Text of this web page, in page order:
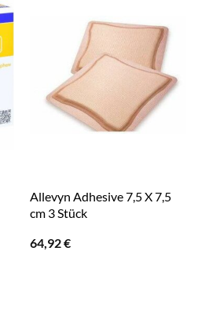
Allevyn Adhesive 7,5 X 7,5
cm 3 Stück
64,92€